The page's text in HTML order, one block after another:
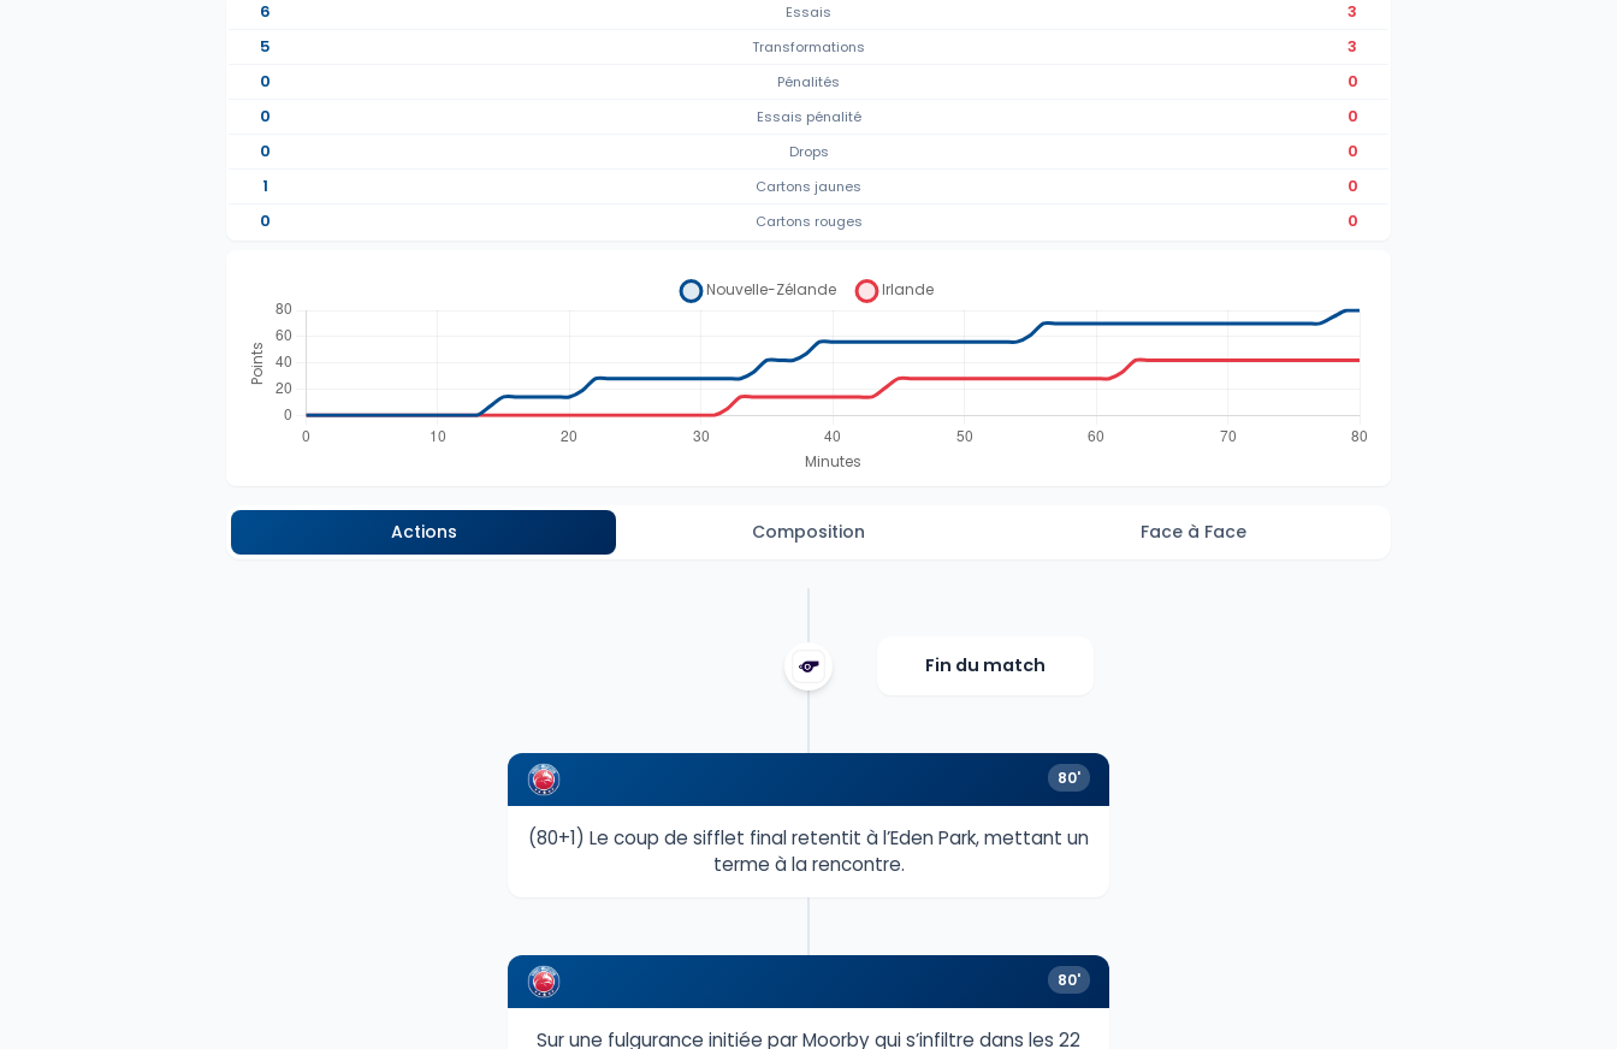
6 Essais
3
5
Transformations
3
0
Pénalités
0
0
Essais pénalité
0
0
Drops
0
1
Cartons jaunes
0
0
Cartons rouges 0
Actions Composition Face à Face
Fin du match
80'
(80+1) Le coup de sifflet final retentit à l’Eden Park, mettant un
terme à la rencontre.
80'
Sur une fulgurance initiée par Moorby qui s’infiltre dans les 22